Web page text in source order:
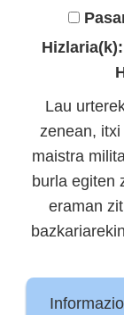
Hizlaria(k):
Lau
zenean,
maistra
burla egiten
eraman